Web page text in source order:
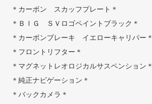
＊カーボン スカッフプレート＊
＊ＢＩＧ ＳＶロゴペイントブラック＊
＊カーボンブレーキ イエローキャリパー＊
＊フロントリフター＊
＊マグネットレオロジカルサスペンション＊
＊純正ナビゲーション＊
＊バックカメラ＊